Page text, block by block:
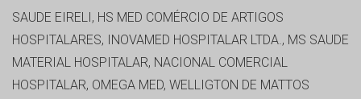
SAUDE EIRELI, HS MED COMÉRCIO DE ARTIGOS
HOSPITALARES, INOVAMED HOSPITALAR LTDA., MS SAUDE
MATERIAL HOSPITALAR, NACIONAL COMERCIAL
HOSPITALAR, OMEGA MED, WELLIGTON DE MATTOS